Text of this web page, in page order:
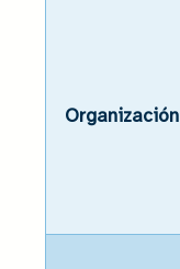
Organización